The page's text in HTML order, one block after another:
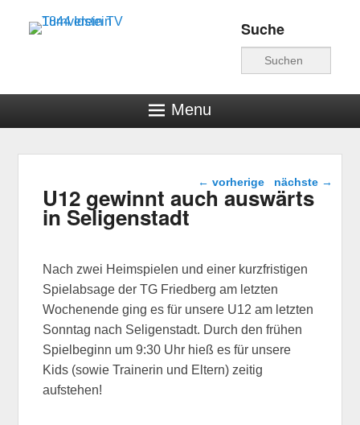
Turnverein TV 1844
Suche
Menu
Beitragsnavigation
← vorherige nächste →
U12 gewinnt auch auswärts
in Seligenstadt
Nach zwei Heimspielen und einer kurzfristigen
Spielabsage der TG Friedberg am letzten
Wochenende ging es für unsere U12 am letzten
Sonntag nach Seligenstadt. Durch den frühen
Spielbeginn um 9:30 Uhr hieß es für unsere
Kids (sowie Trainerin und Eltern) zeitig
aufstehen!